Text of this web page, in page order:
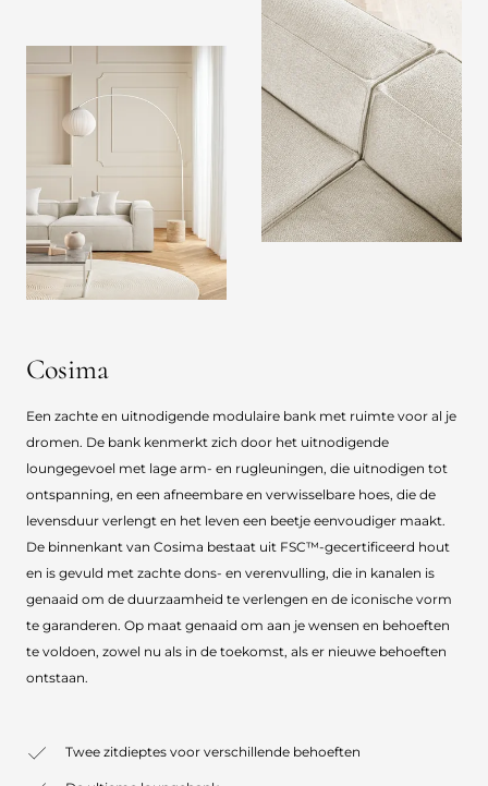
Cosima
Een zachte en uitnodigende modulaire bank met ruimte voor al je
dromen. De bank kenmerkt zich door het uitnodigende
loungegevoel met lage arm- en rugleuningen, die uitnodigen tot
ontspanning, en een afneembare en verwisselbare hoes, die de
levensduur verlengt en het leven een beetje eenvoudiger maakt.
De binnenkant van Cosima bestaat uit FSC™-gecertificeerd hout
en is gevuld met zachte dons- en verenvulling, die in kanalen is
genaaid om de duurzaamheid te verlengen en de iconische vorm
te garanderen. Op maat genaaid om aan je wensen en behoeften
te voldoen, zowel nu als in de toekomst, als er nieuwe behoeften
ontstaan.
Twee zitdieptes voor verschillende behoeften